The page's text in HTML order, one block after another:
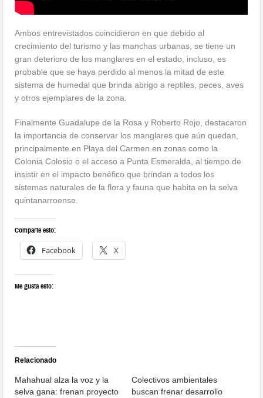
Ambos entrevistados coincidieron en que debido al
crecimiento del turismo y las manchas urbanas, se tiene un
gran deterioro de los manglares en el estado, incluso, es
probable que se haya perdido al menos la mitad de este
sistema de humedal que brinda abrigo a reptiles, peces, aves
y otros ejemplares de la zona.
Finalmente Guadalupe de la Rosa y Roberto Rojo, destacaron
la importancia de conservar los manglares que aún quedan,
principalmente en Playa del Carmen en zonas como la
Colonia Colosio o el acceso a Punta Esmeralda, al tiempo de
insistir en el impacto benéfico que brindan a todos los
sistemas naturales de la flora y fauna que habita en la selva
quintanarroense.
Comparte esto:
Facebook X
Me gusta esto:
Relacionado
Mahahual alza la voz y la
selva gana: frenan proyecto
Colectivos ambientales
buscan frenar desarrollo